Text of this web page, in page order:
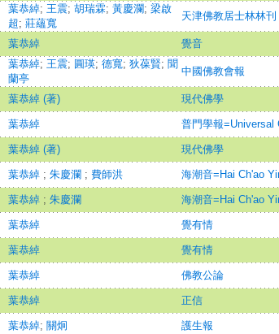
葉恭綽; 王震; 胡瑞霖; 黃慶瀾; 梁啟
超; 莊蘊寬
天津佛教居士林林刊
葉恭綽 覺音
葉恭綽; 王震; 圓瑛; 德寬; 狄葆賢; 聞
蘭亭
中國佛教會報
葉恭綽 (著) 現代佛學
葉恭綽 普門學報=Universal
葉恭綽 (著) 現代佛學
葉恭綽 ; 朱慶瀾 ; 費師洪 海潮音=Hai Ch'ao
葉恭綽 ; 朱慶瀾 海潮音=Hai Ch'ao
葉恭綽 覺有情
葉恭綽 覺有情
葉恭綽 佛教公論
葉恭綽 正信
葉恭綽; 關炯 護生報